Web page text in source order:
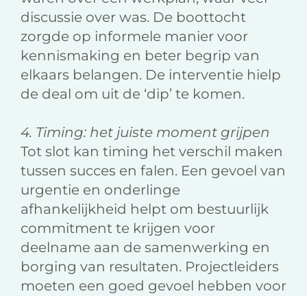
discussie over was. De boottocht
zorgde op informele manier voor
kennismaking en beter begrip van
elkaars belangen. De interventie hielp
de deal om uit de ‘dip’ te komen.
4. Timing: het juiste moment grijpen
Tot slot kan timing het verschil maken
tussen succes en falen. Een gevoel van
urgentie en onderlinge
afhankelijkheid helpt om bestuurlijk
commitment te krijgen voor
deelname aan de samenwerking en
borging van resultaten. Projectleiders
moeten een goed gevoel hebben voor